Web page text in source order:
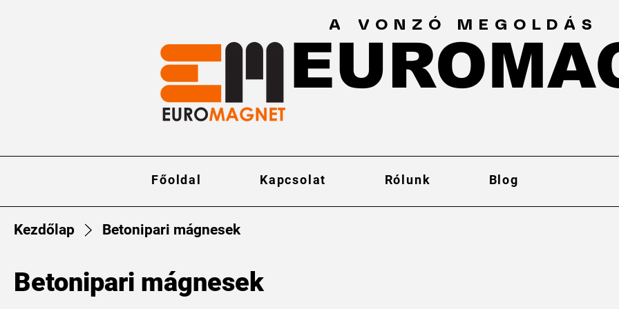
A VONZÓ MEGOLDÁS
Főoldal Kapcsolat Rólunk Blog
Kezdőlap Betonipari mágnesek
Betonipari mágnesek